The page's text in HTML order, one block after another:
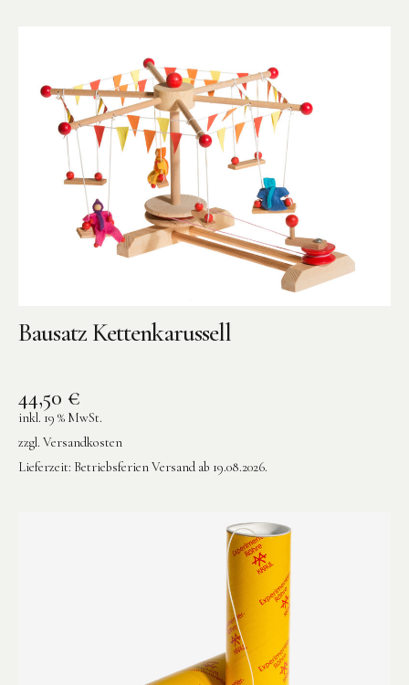
Bausatz Kettenkarussell
44,50 €
inkl. 19 % MwSt.
zzgl. Versandkosten
Lieferzeit: Betriebsferien Versand ab 19.08.2026.